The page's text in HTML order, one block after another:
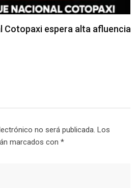
espera alta afluencia de
no será publicada. Los
marcados con *